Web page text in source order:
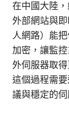
在中國大陸
外部網站與
人網路）能
加密，讓監
外伺服器取
這個過程需
議與穩定的伺